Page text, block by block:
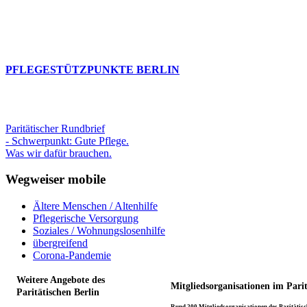
PFLEGESTÜTZPUNKTE BERLIN
Paritätischer Rundbrief
- Schwerpunkt: Gute Pflege.
Was wir dafür brauchen.
Wegweiser mobile
Ältere Menschen / Altenhilfe
Pflegerische Versorgung
Soziales / Wohnungslosenhilfe
übergreifend
Corona-Pandemie
Weitere Angebote des
Paritätischen Berlin
Mitgliedsorganisationen im